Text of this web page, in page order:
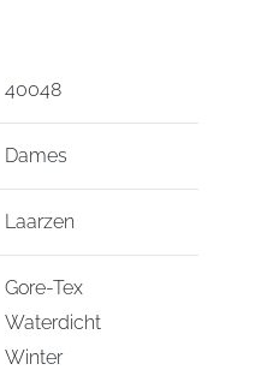
40048
Dames
Laarzen
Gore-Tex
Waterdicht
Winter